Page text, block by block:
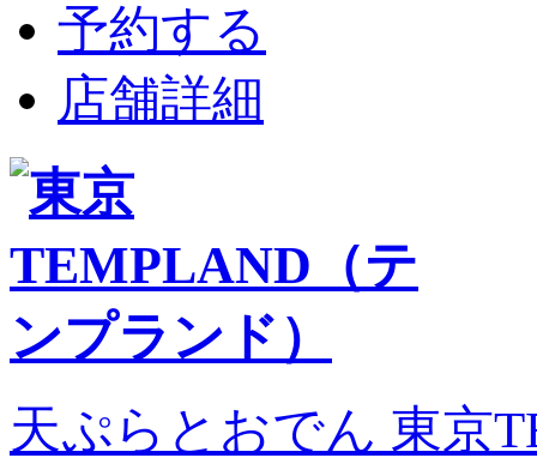
予約する
店舗詳細
天ぷらとおでん 東京